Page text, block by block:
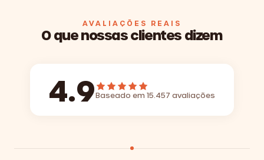
AVALIAÇÕES REAIS
O que nossas clientes dizem
4.9Baseado em 15.457 avaliações